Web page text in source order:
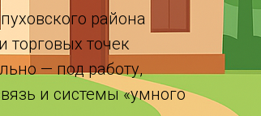
района
торговых точек
— под работу,
и системы «умного